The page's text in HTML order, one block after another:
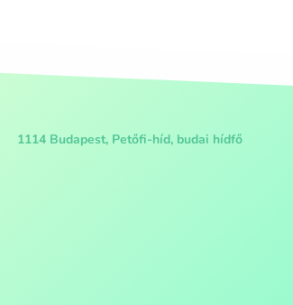
1114 Budapest, Petőfi-híd, budai hídfő